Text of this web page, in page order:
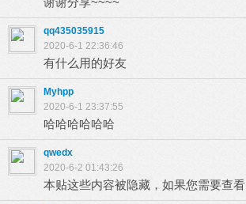
qq435035915
2020-6-1 22:36:46
有什么用的好友
Myhpp
2020-6-1 23:37:55
哈哈哈哈哈哈
qwedx
2020-6-2 01:43:26
本贴这些内容被隐藏，如果您需要查看